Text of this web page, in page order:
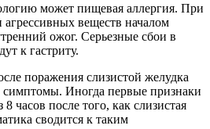
может пищевая аллергия. При
веществ началом
ожог. Серьезные сбои в
к гастриту.
поражения слизистой желудка
симптомы. Иногда первые признаки
8 часов после того, как слизистая
сводится к таким